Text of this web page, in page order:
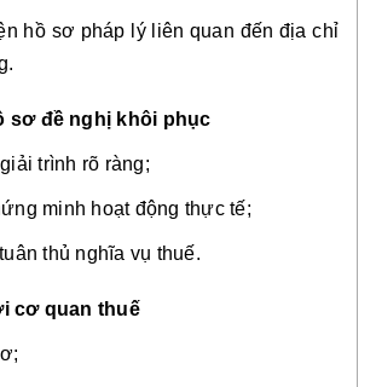
hồ sơ pháp lý liên quan đến địa chỉ
sơ đề nghị khôi phục
trình rõ ràng;
minh hoạt động thực tế;
thủ nghĩa vụ thuế.
cơ quan thuế